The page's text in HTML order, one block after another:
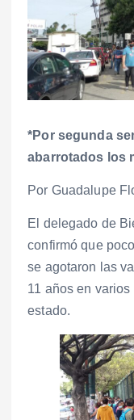
*Por segunda
abarrotados los
Por Guadalupe
El delegado de
confirmó que
se agotaron las
11 años en
estado.